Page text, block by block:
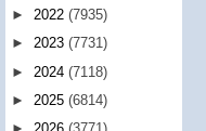
► 2022 (7935)
► 2023 (7731)
► 2024 (7118)
► 2025 (6814)